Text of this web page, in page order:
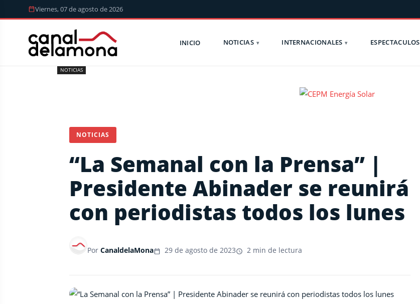
Viernes, 07 de agosto de 2026
INICIO NOTICIAS INTERNACIONALES ESPECTACULOS
NOTICIAS
NOTICIAS
“La Semanal con la Prensa” |
Presidente Abinader se reunirá
con periodistas todos los lunes
Por CanaldelaMona 29 de agosto de 2023 2 min de lectura